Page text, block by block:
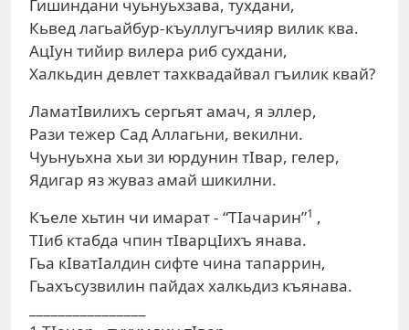
Гишиндани чуьнуьхзава, тухдани,
Кьвед лагьайбур-къуллугъчияр вилик ква.
АцIун тийир вилера риб сухдани,
Халкьдин девлет тахквадайвал гъилик квай?
ЛаматIвилихъ сергьят амач, я эллер,
Рази тежер Сад Аллагьни, векилни.
Чуьнуьхна хьи зи юрдунин тIвар, гелер,
Ядигар яз жуваз амай шикилни.
Къеле хьтин чи имарат - “ТIачарин”1 ,
ТIиб ктабда чпин тIварцIихъ янава.
Гьа кIватIалдин сифте чина тапаррин,
Гьахъсузвилин пайдах халкьдиз къянава.